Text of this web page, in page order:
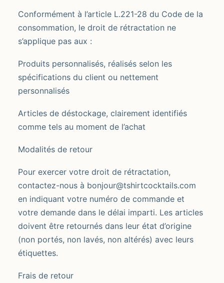
Conformément à l’article L.221-28 du Code de la
consommation, le droit de rétractation ne
s’applique pas aux :
Produits personnalisés, réalisés selon les
spécifications du client ou nettement
personnalisés
Articles de déstockage, clairement identifiés
comme tels au moment de l’achat
Modalités de retour
Pour exercer votre droit de rétractation,
contactez-nous à bonjour@tshirtcocktails.com
en indiquant votre numéro de commande et
votre demande dans le délai imparti. Les articles
doivent être retournés dans leur état d’origine
(non portés, non lavés, non altérés) avec leurs
étiquettes.
Frais de retour